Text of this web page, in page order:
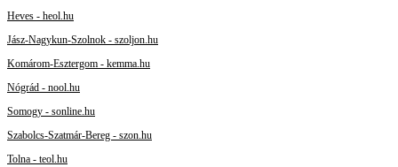
Heves - heol.hu
Jász-Nagykun-Szolnok - szoljon.hu
Komárom-Esztergom - kemma.hu
Nógrád - nool.hu
Somogy - sonline.hu
Szabolcs-Szatmár-Bereg - szon.hu
Tolna - teol.hu